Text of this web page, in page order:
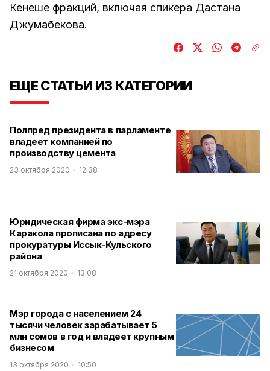
Кенеше фракций, включая спикера Дастана
Джумабекова.
ЕЩЕ СТАТЬИ ИЗ КАТЕГОРИИ
Полпред президента в парламенте
владеет компанией по
производству цемента
23 октября 2020 12:38
Юридическая фирма экс-мэра
Каракола прописана по адресу
прокуратуры Иссык-Кульского
района
21 октября 2020 13:08
Мэр города с населением 24
тысячи человек зарабатывает 5
млн сомов в год и владеет крупным
бизнесом
13 октября 2020 10:50